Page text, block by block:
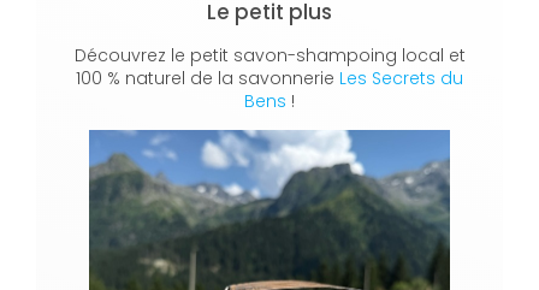
Le petit plus
Découvrez le petit savon-shampoing local et
100 % naturel de la savonnerie Les Secrets du
Bens !